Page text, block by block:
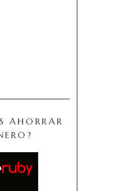
AHORRAR